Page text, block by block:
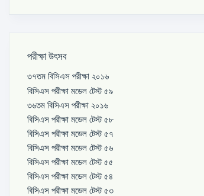
পরীক্ষা উৎসব
৩৭তম বিসিএস পরীক্ষা ২০১৬
বিসিএস পরীক্ষা মডেল টেস্ট ৫৯
৩৬তম বিসিএস পরীক্ষা ২০১৬
বিসিএস পরীক্ষা মডেল টেস্ট ৫৮
বিসিএস পরীক্ষা মডেল টেস্ট ৫৭
বিসিএস পরীক্ষা মডেল টেস্ট ৫৬
বিসিএস পরীক্ষা মডেল টেস্ট ৫৫
বিসিএস পরীক্ষা মডেল টেস্ট ৫৪
বিসিএস পরীক্ষা মডেল টেস্ট ৫৩